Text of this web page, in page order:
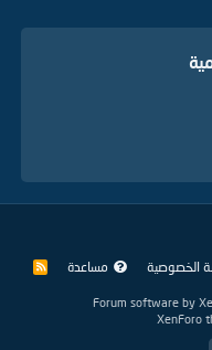
الخصوصية مساعدة
R
Forum software by
XenForo